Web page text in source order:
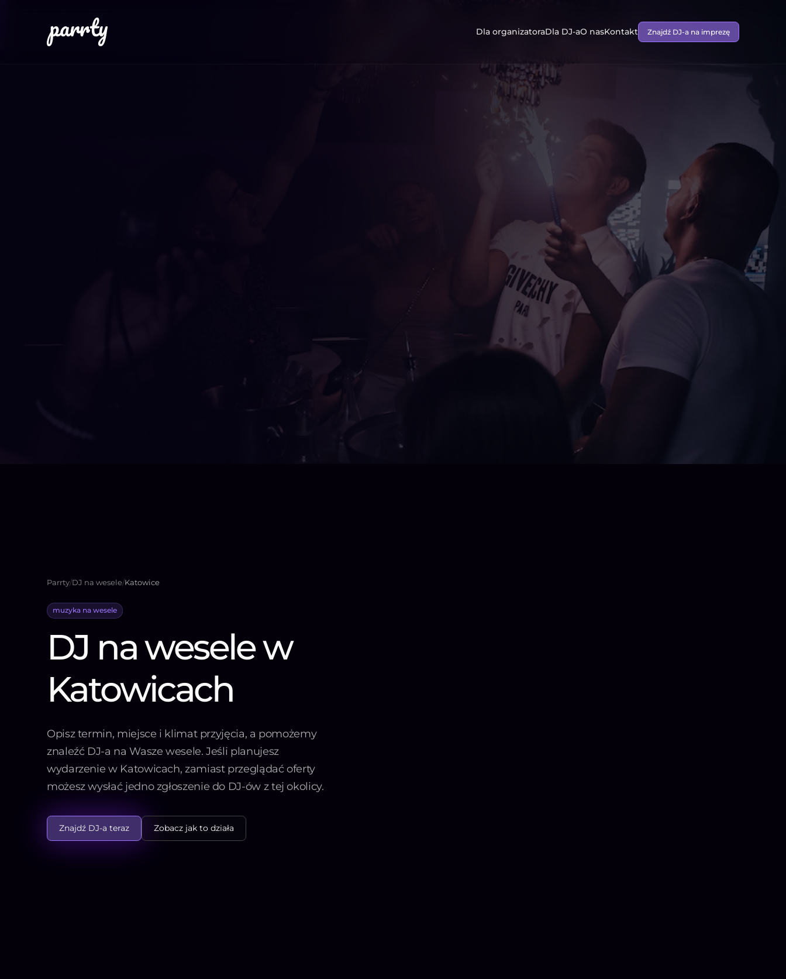
Dla organizatoraDla DJ-aO nasKontakt Znajdź DJ-a na imprezę
Parrty/DJ na wesele/Katowice
muzyka na wesele
DJ na wesele w
Katowicach
Opisz termin, miejsce i klimat przyjęcia, a pomożemy
znaleźć DJ-a na Wasze wesele. Jeśli planujesz
wydarzenie w Katowicach, zamiast przeglądać oferty
możesz wysłać jedno zgłoszenie do DJ-ów z tej okolicy.
Znajdź DJ-a teraz Zobacz jak to działa